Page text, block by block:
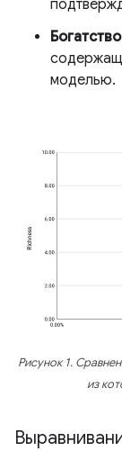
Богатство
моделью.
Рисунок 1.
из